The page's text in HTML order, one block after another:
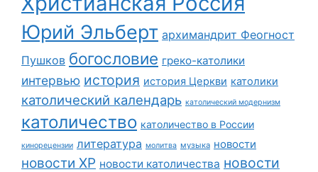
Юрий Эльберт архимандрит Феогност
Пушков богословие греко-католики
интервью история история Церкви католики
католический календарь католический модернизм
католичество католичество в России
кинорецензии литература молитва музыка новости
новости ХР новости католичества новости